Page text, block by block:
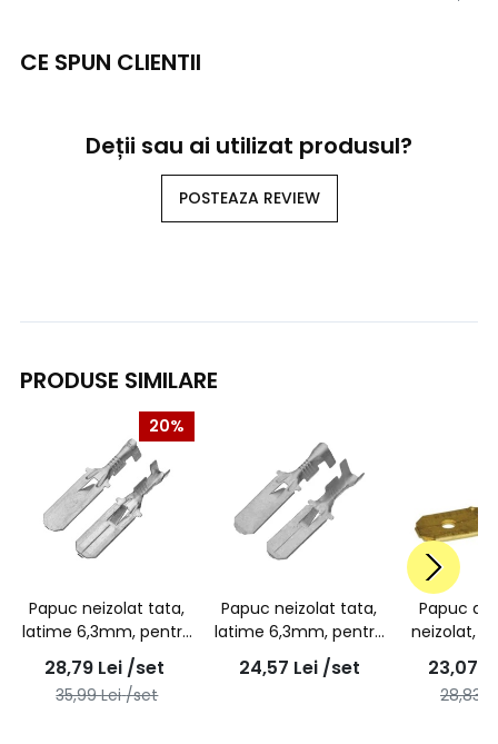
CE SPUN CLIENTII
Deții sau ai utilizat produsul?
POSTEAZA REVIEW
PRODUSE SIMILARE
20%
Papuc neizolat tata,
latime 6,3mm, pentru
fir de 1,5mm2, cupru
electrolitic -
100buc/set
28,79 Lei /set
35,99Lei /set
Papuc neizolat tata,
latime 6,3mm, pentru
fir de 2,5mm2, cupru
electrolitic -
24,57 Lei /set
Papuc
neizolat,
23,07
28,83